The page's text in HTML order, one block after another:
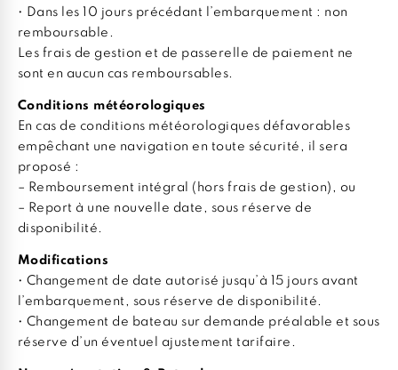
• Dans les 10 jours précédant l’embarquement : non
remboursable.
Les frais de gestion et de passerelle de paiement ne
sont en aucun cas remboursables.
Conditions météorologiques
En cas de conditions météorologiques défavorables
empêchant une navigation en toute sécurité, il sera
proposé :
– Remboursement intégral (hors frais de gestion), ou
– Report à une nouvelle date, sous réserve de
disponibilité.
Modifications
• Changement de date autorisé jusqu’à 15 jours avant
l’embarquement, sous réserve de disponibilité.
• Changement de bateau sur demande préalable et sous
réserve d’un éventuel ajustement tarifaire.